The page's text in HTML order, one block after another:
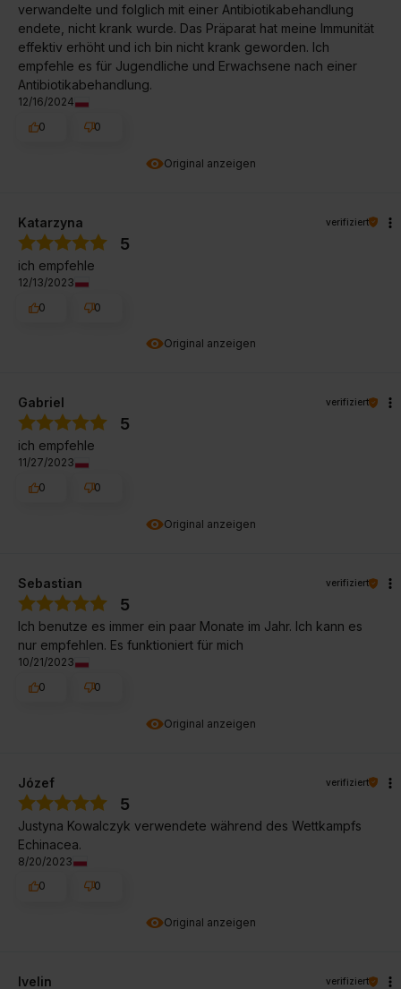
Original anzeigen
verwandelte und folglich mit einer Antibiotikabehandlung
endete, nicht krank wurde. Das Präparat hat meine Immunität
effektiv erhöht und ich bin nicht krank geworden. Ich
empfehle es für Jugendliche und Erwachsene nach einer
Antibiotikabehandlung.
12/16/2024
0
0
Original anzeigen
Katarzyna verifiziert
5
ich empfehle
12/13/2023
0
0
Original anzeigen
Gabriel verifiziert
5
ich empfehle
11/27/2023
0
0
Original anzeigen
Sebastian verifiziert
5
Ich benutze es immer ein paar Monate im Jahr. Ich kann es
nur empfehlen. Es funktioniert für mich
10/21/2023
0
0
Original anzeigen
Józef verifiziert
5
Justyna Kowalczyk verwendete während des Wettkampfs
Echinacea.
8/20/2023
0
0
Ivelin verifiziert